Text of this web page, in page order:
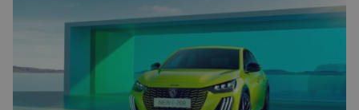
bezpečnostní experti upozorňují na mnohem
méně nápadné riziko. Podle některých
odborníků by už během příštích dvou let mohly
pokročilé systémy AI výrazně usnadnit
kybernetické útoky […]